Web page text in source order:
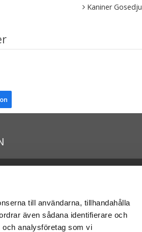
till användarna, tillhandahålla
även sådana identifierare och
och analysföretag som vi
Kaniner
E-